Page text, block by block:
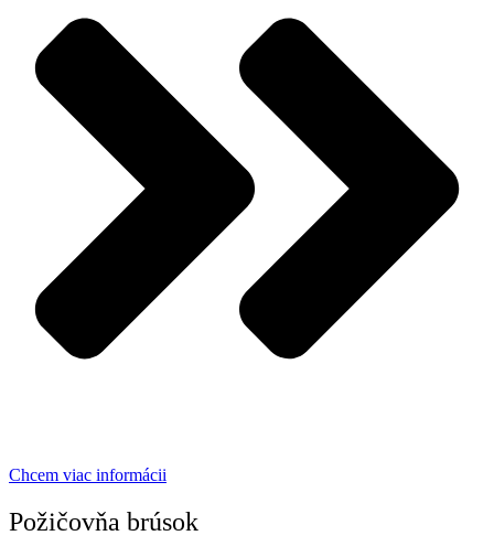
Chcem viac informácii
Požičovňa brúsok